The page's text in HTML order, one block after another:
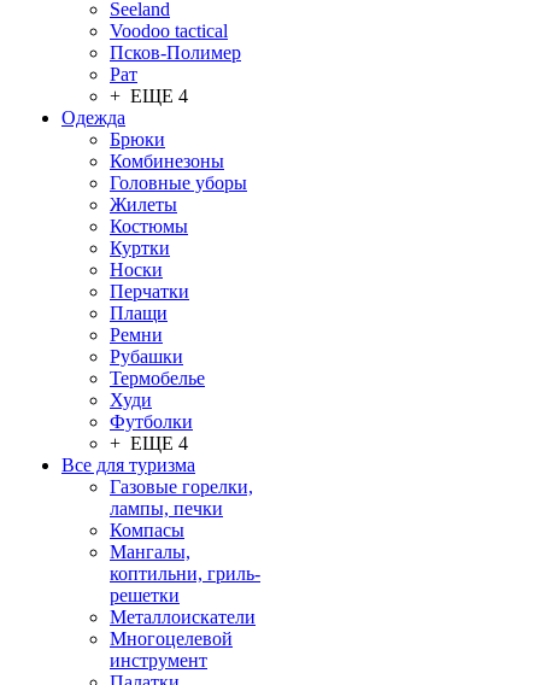
Seeland
Voodoo tactical
Псков-Полимер
Рат
+ ЕЩЕ 4
Одежда
Брюки
Комбинезоны
Головные уборы
Жилеты
Костюмы
Куртки
Носки
Перчатки
Плащи
Ремни
Рубашки
Термобелье
Худи
Футболки
+ ЕЩЕ 4
Все для туризма
Газовые горелки,
лампы, печки
Компасы
Мангалы,
коптильни, гриль-
решетки
Металлоискатели
Многоцелевой
инструмент